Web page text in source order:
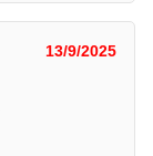
13/9/2025